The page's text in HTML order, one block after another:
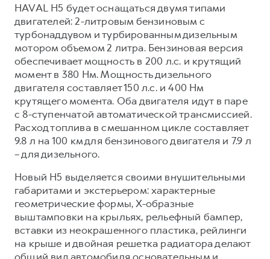
HAVAL H5 будет оснащаться двумя типами
двигателей: 2-литровым бензиновым с
турбонаддувом и турбированным дизельным
мотором объемом 2 литра. Бензиновая версия
обеспечивает мощность в 200 л.с. и крутящий
момент в 380 Нм. Мощность дизельного
двигателя составляет 150 л.с. и 400 Нм
крутящего момента. Оба двигателя идут в паре
с 8-ступенчатой автоматической трансмиссией.
Расход топлива в смешанном цикле составляет
9.8 л на 100 км для бензинового двигателя и 7.9 л
– для дизельного.
Новый Н5 выделяется своими внушительными
габаритами и экстерьером: характерные
геометрические формы, X-образные
выштамповки на крыльях, рельефный бампер,
вставки из неокрашенного пластика, рейлинги
на крыше и двойная решетка радиатора делают